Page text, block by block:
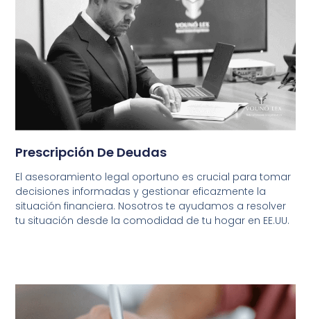
Prescripción De Deudas
El asesoramiento legal oportuno es crucial para tomar
decisiones informadas y gestionar eficazmente la
situación financiera. Nosotros te ayudamos a resolver
tu situación desde la comodidad de tu hogar en EE.UU.